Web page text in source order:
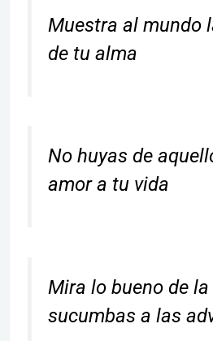
Muestra al mundo
de tu alma
No huyas de
amor a tu vida
Mira lo bueno de
sucumbas a las